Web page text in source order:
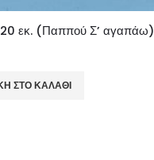
20 εκ. (Παππού Σ’ αγαπάω)
ΣΤΟ ΚΑΛΆΘΙ